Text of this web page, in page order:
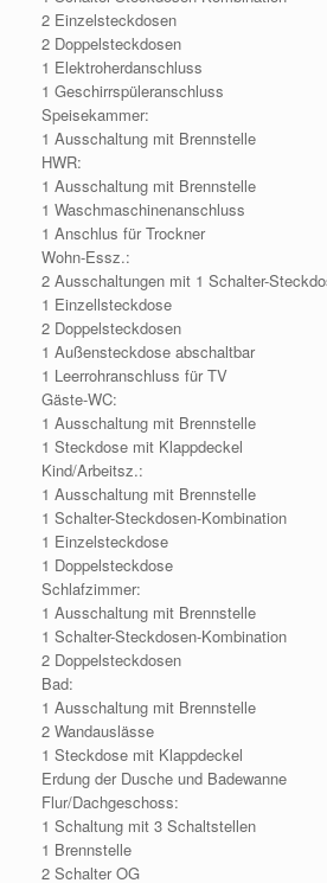
2 Einzelsteckdosen
2 Doppelsteckdosen
1 Elektroherdanschluss
1 Geschirrspüleranschluss
Speisekammer:
1 Ausschaltung mit Brennstelle
HWR:
1 Ausschaltung mit Brennstelle
1 Waschmaschinenanschluss
1 Anschlus für Trockner
Wohn-Essz.:
2 Ausschaltungen mit 1 Schalter-
1 Einzellsteckdose
2 Doppelsteckdosen
1 Außensteckdose abschaltbar
1 Leerrohranschluss für TV
Gäste-WC:
1 Ausschaltung mit Brennstelle
1 Steckdose mit Klappdeckel
Kind/Arbeitsz.:
1 Ausschaltung mit Brennstelle
1 Schalter-Steckdosen-Kombination
1 Einzelsteckdose
1 Doppelsteckdose
Schlafzimmer:
1 Ausschaltung mit Brennstelle
1 Schalter-Steckdosen-Kombination
2 Doppelsteckdosen
Bad:
1 Ausschaltung mit Brennstelle
2 Wandauslässe
1 Steckdose mit Klappdeckel
Erdung der Dusche und Badewanne
Flur/Dachgeschoss:
1 Schaltung mit 3 Schaltstellen
1 Brennstelle
2 Schalter OG